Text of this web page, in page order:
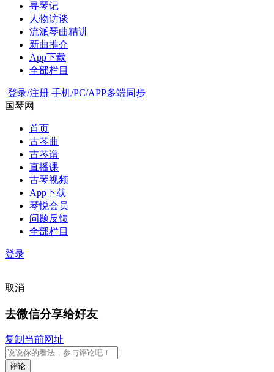
寻琴记
人物访谈
流派琴曲精讲
新曲推介
App下载
全部栏目
登录/注册 手机/PC/APP多端同步
国琴网
首页
古琴曲
古琴谱
直播课
古琴视频
App下载
琴悦会员
问题反馈
全部栏目
登录
取消
去微信分享给好友
复制当前网址
评论